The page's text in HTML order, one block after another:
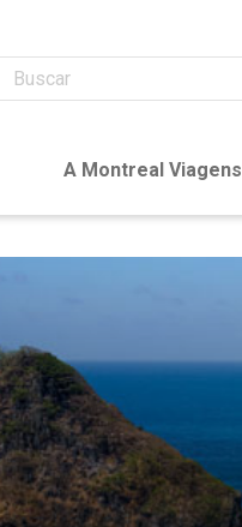
A Montreal Viagens